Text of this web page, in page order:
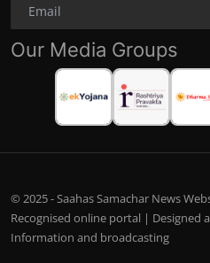
Our Media Groups
© 2025 - Saahas Samachar News
Recognised online portal | Designed
Information and broadcasting